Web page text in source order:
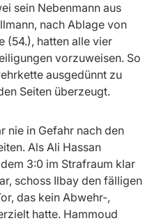
sein Nebenmann aus
nach Ablage von
(54.), hatten alle vier
vorzuweisen. So
ausgedünnt zu
Seiten überzeugt.
nie in Gefahr nach den
Als Ali Hassan
3:0 im Strafraum klar
schoss Ilbay den fälligen
das kein Abwehr-,
hatte. Hammoud